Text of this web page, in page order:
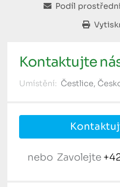
Podíl
Kontaktujte
Umístění: Čestlice,
nebo Zavolejte